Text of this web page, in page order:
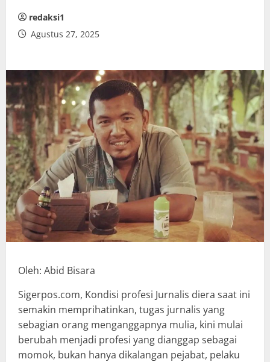
redaksi1
Agustus 27, 2025
Oleh: Abid Bisara
Sigerpos.com, Kondisi profesi Jurnalis diera saat ini
semakin memprihatinkan, tugas jurnalis yang
sebagian orang menganggapnya mulia, kini mulai
berubah menjadi profesi yang dianggap sebagai
momok, bukan hanya dikalangan pejabat, pelaku